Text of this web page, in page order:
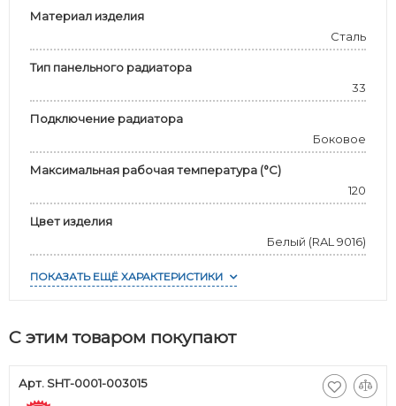
Материал изделия
Сталь
Тип панельного радиатора
33
Подключение радиатора
Боковое
Максимальная рабочая температура (°С)
120
Цвет изделия
Белый (RAL 9016)
ПОКАЗАТЬ ЕЩЁ ХАРАКТЕРИСТИКИ
С этим товаром покупают
Арт. SHT-0001-003015